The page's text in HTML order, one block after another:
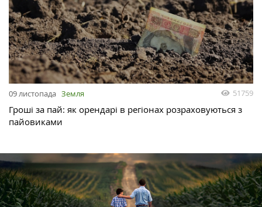
09 листопада Земля 51759
Гроші за пай: як орендарі в регіонах розраховуються з
пайовиками